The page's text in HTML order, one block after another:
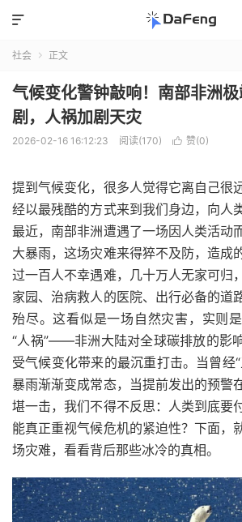

社会  正文
气候变化警钟敲响！南部非洲
剧，人祸加剧天灾
2026-02-16 16:12:23 阅读(170)  赞(0)
提到气候变化，很多人觉得它离自己很
经以最残酷的方式来到我们身边，向人
最近，南部非洲遭遇了一场因人类活动
大暴雨，这场灾难来得猝不及防，造成
过一百人不幸遇难，几十万人无家可归
家园、治病救人的医院、出行必备的道
殆尽。这看似是一场自然灾害，实则
“人祸”——非洲大陆对全球碳排放的影
受气候变化带来的最沉重打击。当曾经
暴雨渐渐变成常态，当提前发出的预警
堪一击，我们不得不反思：人类到底要
能真正重视气候危机的紧迫性？下面，
场灾难，看看背后那些冰冷的真相。